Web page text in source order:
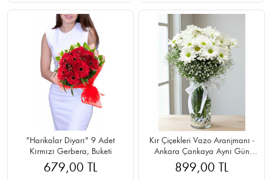
"Harikalar Diyarı" 9 Adet
Kırmızı Gerbera, Buketi
679,00 TL
Kır Çiçekleri Vazo Aranjmanı -
Ankara Çankaya Aynı Gün
Teslim
899,00 TL